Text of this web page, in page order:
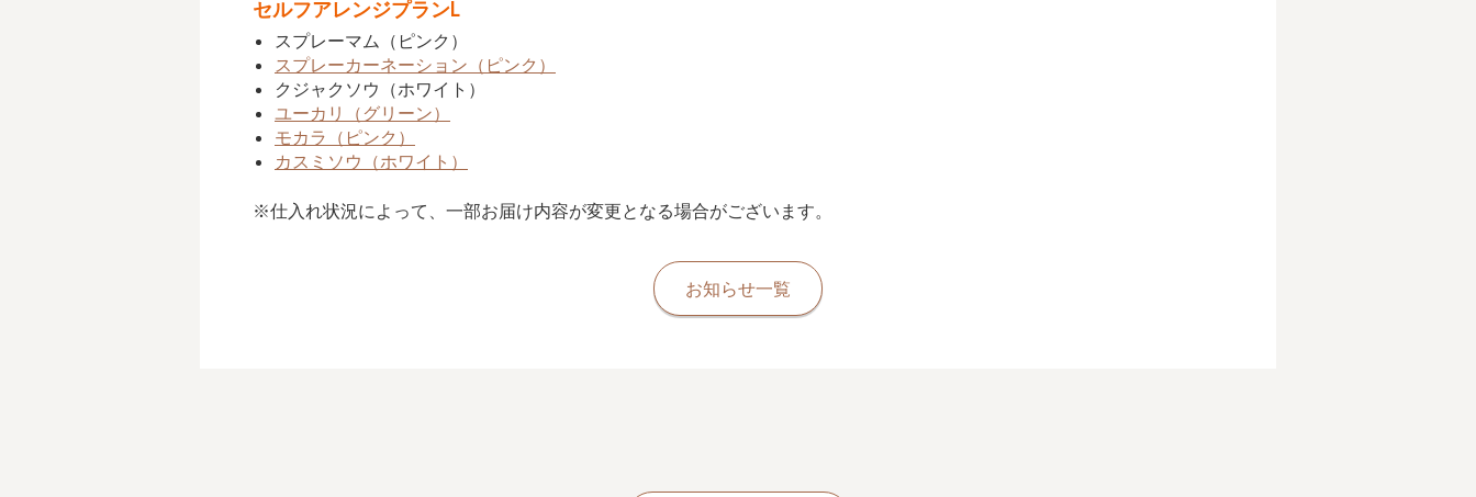
セルフアレンジプランL
スプレーマム（ピンク）
スプレーカーネーション（ピンク）
クジャクソウ（ホワイト）
ユーカリ（グリーン）
モカラ（ピンク）
カスミソウ（ホワイト）
※仕入れ状況によって、一部お届け内容が変更となる場合がございます。
お知らせ一覧